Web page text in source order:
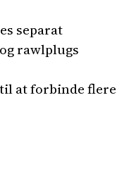
separat
rawlplugs
at forbinde flere